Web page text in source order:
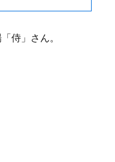
侍」さん。